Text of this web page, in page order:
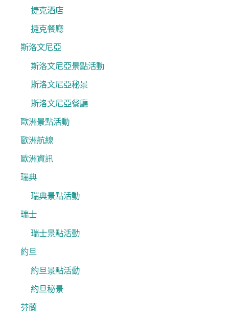
捷克酒店
捷克餐廳
斯洛文尼亞
斯洛文尼亞景點活動
斯洛文尼亞秘景
斯洛文尼亞餐廳
歐洲景點活動
歐洲航線
歐洲資訊
瑞典
瑞典景點活動
瑞士
瑞士景點活動
約旦
約旦景點活動
約旦秘景
芬蘭